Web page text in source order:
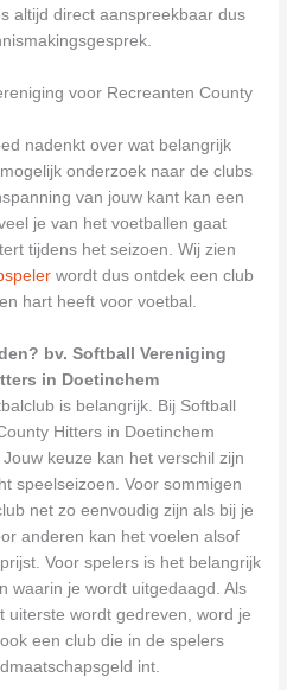
altijd direct aanspreekbaar dus
voor Recreanten County
nadenkt over wat belangrijk
onderzoek naar de clubs
van jouw kant kan een
je van het voetballen gaat
tijdens het seizoen. Wij zien
wordt dus ontdek een club
hart heeft voor voetbal.
bv. Softball Vereniging
in Doetinchem
is belangrijk. Bij Softball
Hitters in Doetinchem
keuze kan het verschil zijn
speelseizoen. Voor sommigen
net zo eenvoudig zijn als bij je
anderen kan het voelen alsof
Voor spelers is het belangrijk
waarin je wordt uitgedaagd. Als
uiterste wordt gedreven, word je
een club die in de spelers
int.